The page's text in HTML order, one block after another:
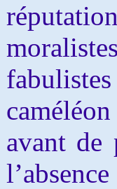
avant de